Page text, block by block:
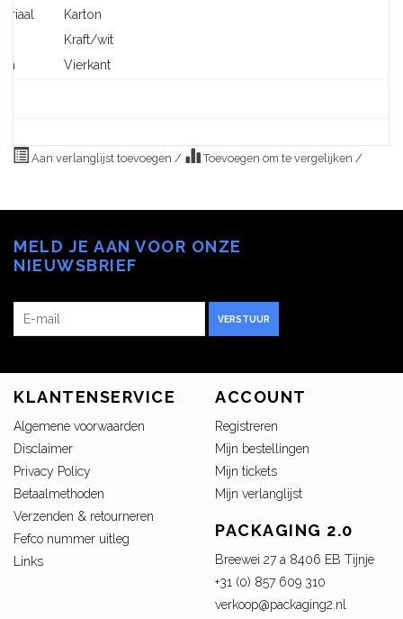
Karton
Kraft/wit
Vierkant
Aan verlanglijst toevoegen / Toevoegen om te vergelijken /
MELD JE AAN VOOR ONZE
NIEUWSBRIEF
VERSTUUR
KLANTENSERVICE
Algemene voorwaarden
Disclaimer
Privacy Policy
Betaalmethoden
Verzenden & retourneren
Fefco nummer uitleg
Links
ACCOUNT
Registreren
Mijn bestellingen
Mijn tickets
Mijn verlanglijst
PACKAGING 2.0
Breewei 27 a 8406 EB Tijnje
+31 (0) 857 609 310
verkoop@packaging2.nl